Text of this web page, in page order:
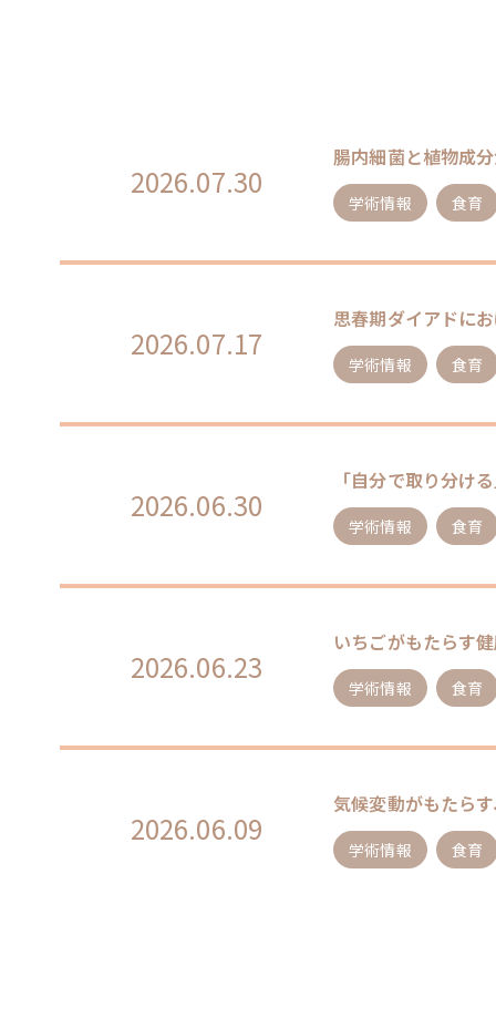
2026.07.30
腸内細菌と植物成
学術情報 食育
2026.07.17
思春期ダイアドに
学術情報 食育
2026.06.30
「自分で取り分け
学術情報 食育
2026.06.23
いちごがもたらす
学術情報 食育
2026.06.09
気候変動がもたら
学術情報 食育